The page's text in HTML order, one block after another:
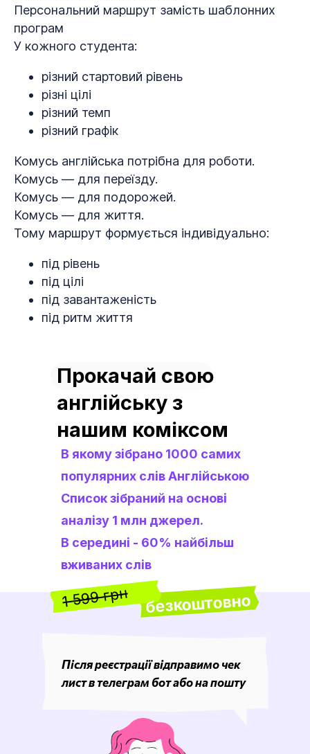
Персональний маршрут замість шаблонних
програм
У кожного студента:
різний стартовий рівень
різні цілі
різний темп
різний графік
Комусь англійська потрібна для роботи.
Комусь — для переїзду.
Комусь — для подорожей.
Комусь — для життя.
Тому маршрут формується індивідуально:
під рівень
під цілі
під завантаженість
під ритм життя
1 599 грн безкоштовно
В якому зібрано 1000 самих
популярних слів Англійською
Список зібраний на основі
аналізу 1 млн джерел.
В середині - 60% найбільш
вживаних слів
Прокачай свою
англійську з
нашим коміксом
Після реєстрації відправимо чек
лист в телеграм бот або на пошту